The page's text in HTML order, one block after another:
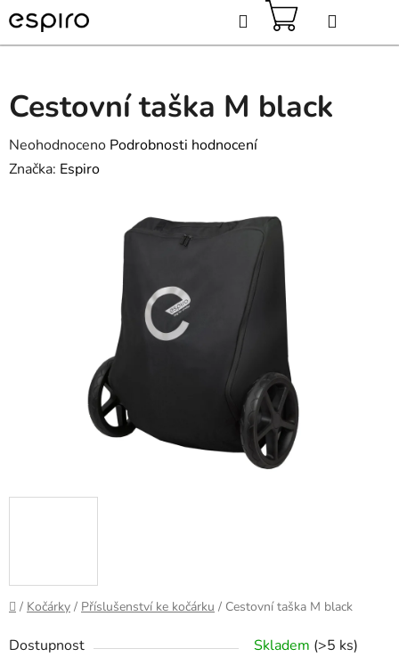
Přejít
na
obsah
Hledat
KOŠÍK
Domů
/ Kočárky / Příslušenství ke kočárku / Cestovní taška M black
Dostupnost Skladem (>5 ks)
Cestovní taška M black
Průměrné
hodnocení
Neohodnoceno Podrobnosti hodnocení
Značka: Espiro